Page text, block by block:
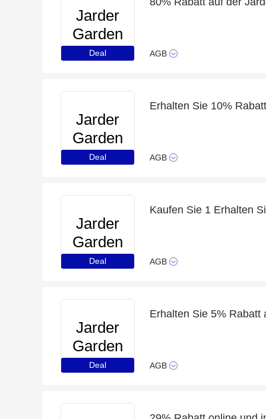
Jarder
Garden
Furniture
Deal AGB
Jarder
Garden
Furniture
Deal AGB
Jarder
Garden
Furniture
Deal AGB
Jarder
Garden
Furniture
Deal
Erhalten Sie 5% Rabatt
AGB